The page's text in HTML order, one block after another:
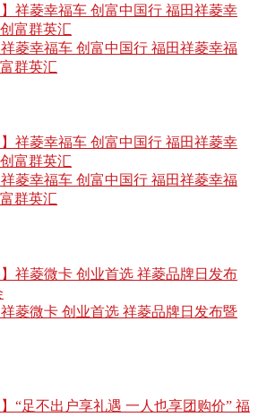
祥菱幸福车 创富中国行 福田祥菱幸福
群英汇
祥菱幸福车 创富中国行 福田祥菱幸福
群英汇
祥菱微卡 创业首选 祥菱品牌日发布暨